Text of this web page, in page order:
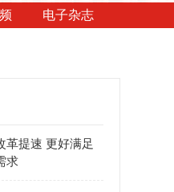
电子杂志
革提速 更好满足
求